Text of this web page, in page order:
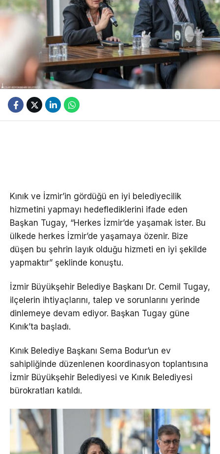
Kınık ve İzmir’in gördüğü en iyi belediyecilik
hizmetini yapmayı hedeflediklerini ifade eden
Başkan Tugay, “Herkes İzmir’de yaşamak ister. Bu
ülkede herkes İzmir’de yaşamaya özenir. Bize
düşen bu şehrin layık olduğu hizmeti en iyi şekilde
yapmaktır” şeklinde konuştu.
İzmir Büyükşehir Belediye Başkanı Dr. Cemil Tugay,
ilçelerin ihtiyaçlarını, talep ve sorunlarını yerinde
dinlemeye devam ediyor. Başkan Tugay güne
Kınık’ta başladı.
Kınık Belediye Başkanı Sema Bodur’un ev
sahipliğinde düzenlenen koordinasyon toplantısına
İzmir Büyükşehir Belediyesi ve Kınık Belediyesi
bürokratları katıldı.